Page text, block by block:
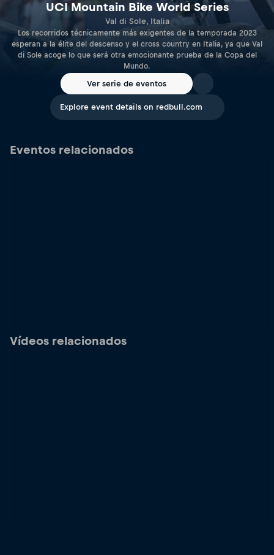
UCI Mountain Bike World Series
Val di Sole, Italia
Los recorridos técnicamente más exigentes de la temporada 2023
esperan a la élite del descenso y el cross country en Italia, ya que Val
di Sole acoge lo que será otra emocionante prueba de la Copa del
Mundo.
Ver serie de eventos
Explore event details on redbull.com
Eventos relacionados
Vídeos relacionados